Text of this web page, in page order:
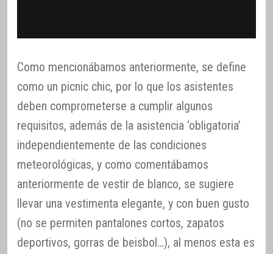
Como mencionábamos anteriormente, se define
como un picnic chic, por lo que los asistentes
deben comprometerse a cumplir algunos
requisitos, además de la asistencia ‘obligatoria’
independientemente de las condiciones
meteorológicas, y como comentábamos
anteriormente de vestir de blanco, se sugiere
llevar una vestimenta elegante, y con buen gusto
(no se permiten pantalones cortos, zapatos
deportivos, gorras de beisbol…), al menos esta es